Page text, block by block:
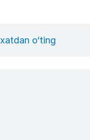
o‘ting